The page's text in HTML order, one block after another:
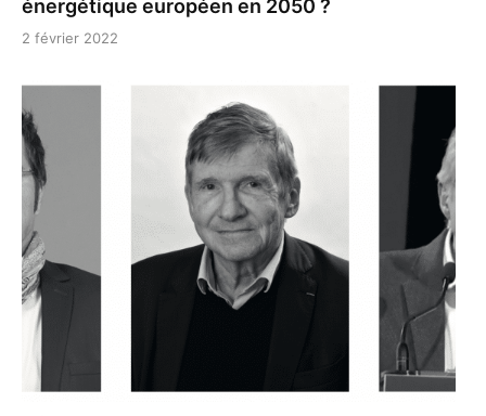
énergétique européen en 2050 ?
2 février 2022